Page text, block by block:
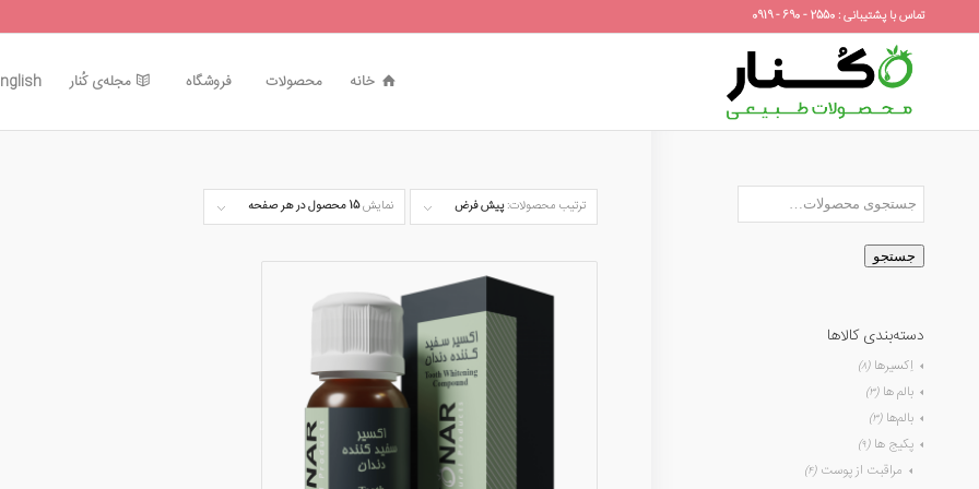
تماس با پشتیبانی : 2550 - 690 - 0919
خانه محصولات فروشگاه مجله‌ی کُنار
ترتیب محصولات:پیش فرض نمایش15 محصول در هر صفحه
جستجو
دسته‌بندی کالاها
اِکسیرها (۸)
بالم ها (۳)
بالم‌ها (۳)
پکیج ها (۹)
مراقبت از پوست (۴)